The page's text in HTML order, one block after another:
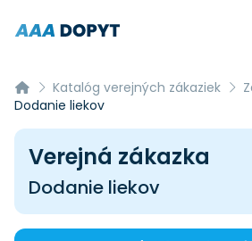
Katalóg verejných zákaziek
Dodanie liekov
Verejná zákazka
Dodanie liekov